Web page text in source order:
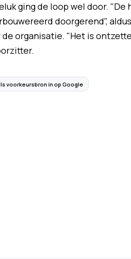
ging de loop wel door.
doorgerend",
organisatie. "Het is
voorkeursbron in op Google